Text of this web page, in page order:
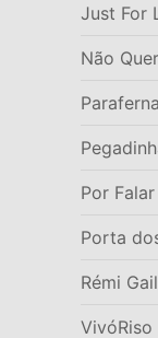
Just For
Não
Por
Porta
Rémi
VivóRiso